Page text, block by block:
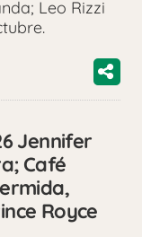
Leo Rizzi
Jennifer
Café
Royce